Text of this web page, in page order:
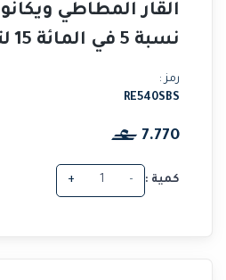
القار المطاطي
نسبة 5 في المائة 15 لتر
رمز :
RE540SBS
7.770
كمية : -
+